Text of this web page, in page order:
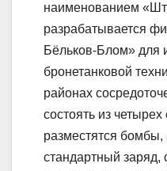
наименованием
разрабатывается
Бёльков-Блом» для
бронетанковой
районах
состоять из
разместятся
стандартный